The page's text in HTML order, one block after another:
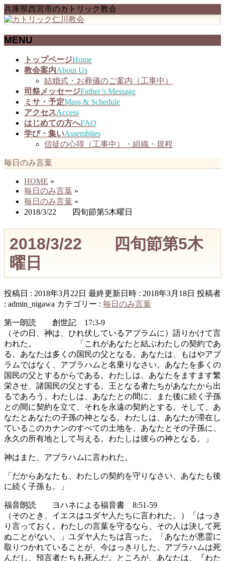
兵庫県西宮市のカトリック教会
MENU
トップページHome
教会案内About Us
結婚式・お葬儀のご案内（工事中）
司祭メッセージFather’s Message
ミサ・予定Mass & Schedule
アクセスAccess
はじめての方へFAQ
学び・集いAssemblies
信徒の心得（工事中）・組織・規程
毎日のみ言葉
HOME »
毎日のみ言葉 »
毎日のみ言葉 »
2018/3/22 四旬節第5木曜日
2018/3/22 四旬節第5木
曜日
投稿日 : 2018年3月22日 最終更新日時 : 2018年3月18日 投稿者
: admin_nigawa カテゴリー : 毎日のみ言葉
第一朗読 創世記 17:3-9
（その日、神は、ひれ伏しているアブラムに）語りかけて言
われた。 「これがあなたと結ぶわたしの契約であ
る。あなたは多くの国民の父となる。あなたは、もはやアブ
ラムではなく、アブラハムと名乗りなさい。あなたを多くの
国民の父とするからである。わたしは、あなたをますます繁
栄させ、諸国民の父とする。王となる者たちがあなたから出
るであろう。わたしは、あなたとの間に、また後に続く子孫
との間に契約を立て、それを永遠の契約とする。そして、あ
なたとあなたの子孫の神となる。わたしは、あなたが滞在し
ているこのカナンのすべての土地を、あなたとその子孫に、
永久の所有地として与える。わたしは彼らの神となる。」
神はまた、アブラハムに言われた。
「だからあなたも、わたしの契約を守りなさい、あなたも後
に続く子孫も。」
福音朗読 ヨハネによる福音書 8:51-59
（そのとき、イエスはユダヤ人たちに言われた。）「はっき
り言っておく。わたしの言葉を守るなら、その人は決して死
ぬことがない。」ユダヤ人たちは言った。「あなたが悪霊に
取りつかれていることが、今はっきりした。アブラハムは死
んだし、預言者たちも死んだ。ところが、あなたは、『わた